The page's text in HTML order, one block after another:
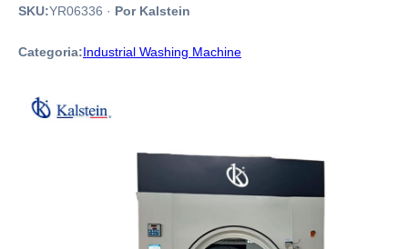
SKU:YR06336 · Por Kalstein
Categoria:Industrial Washing Machine